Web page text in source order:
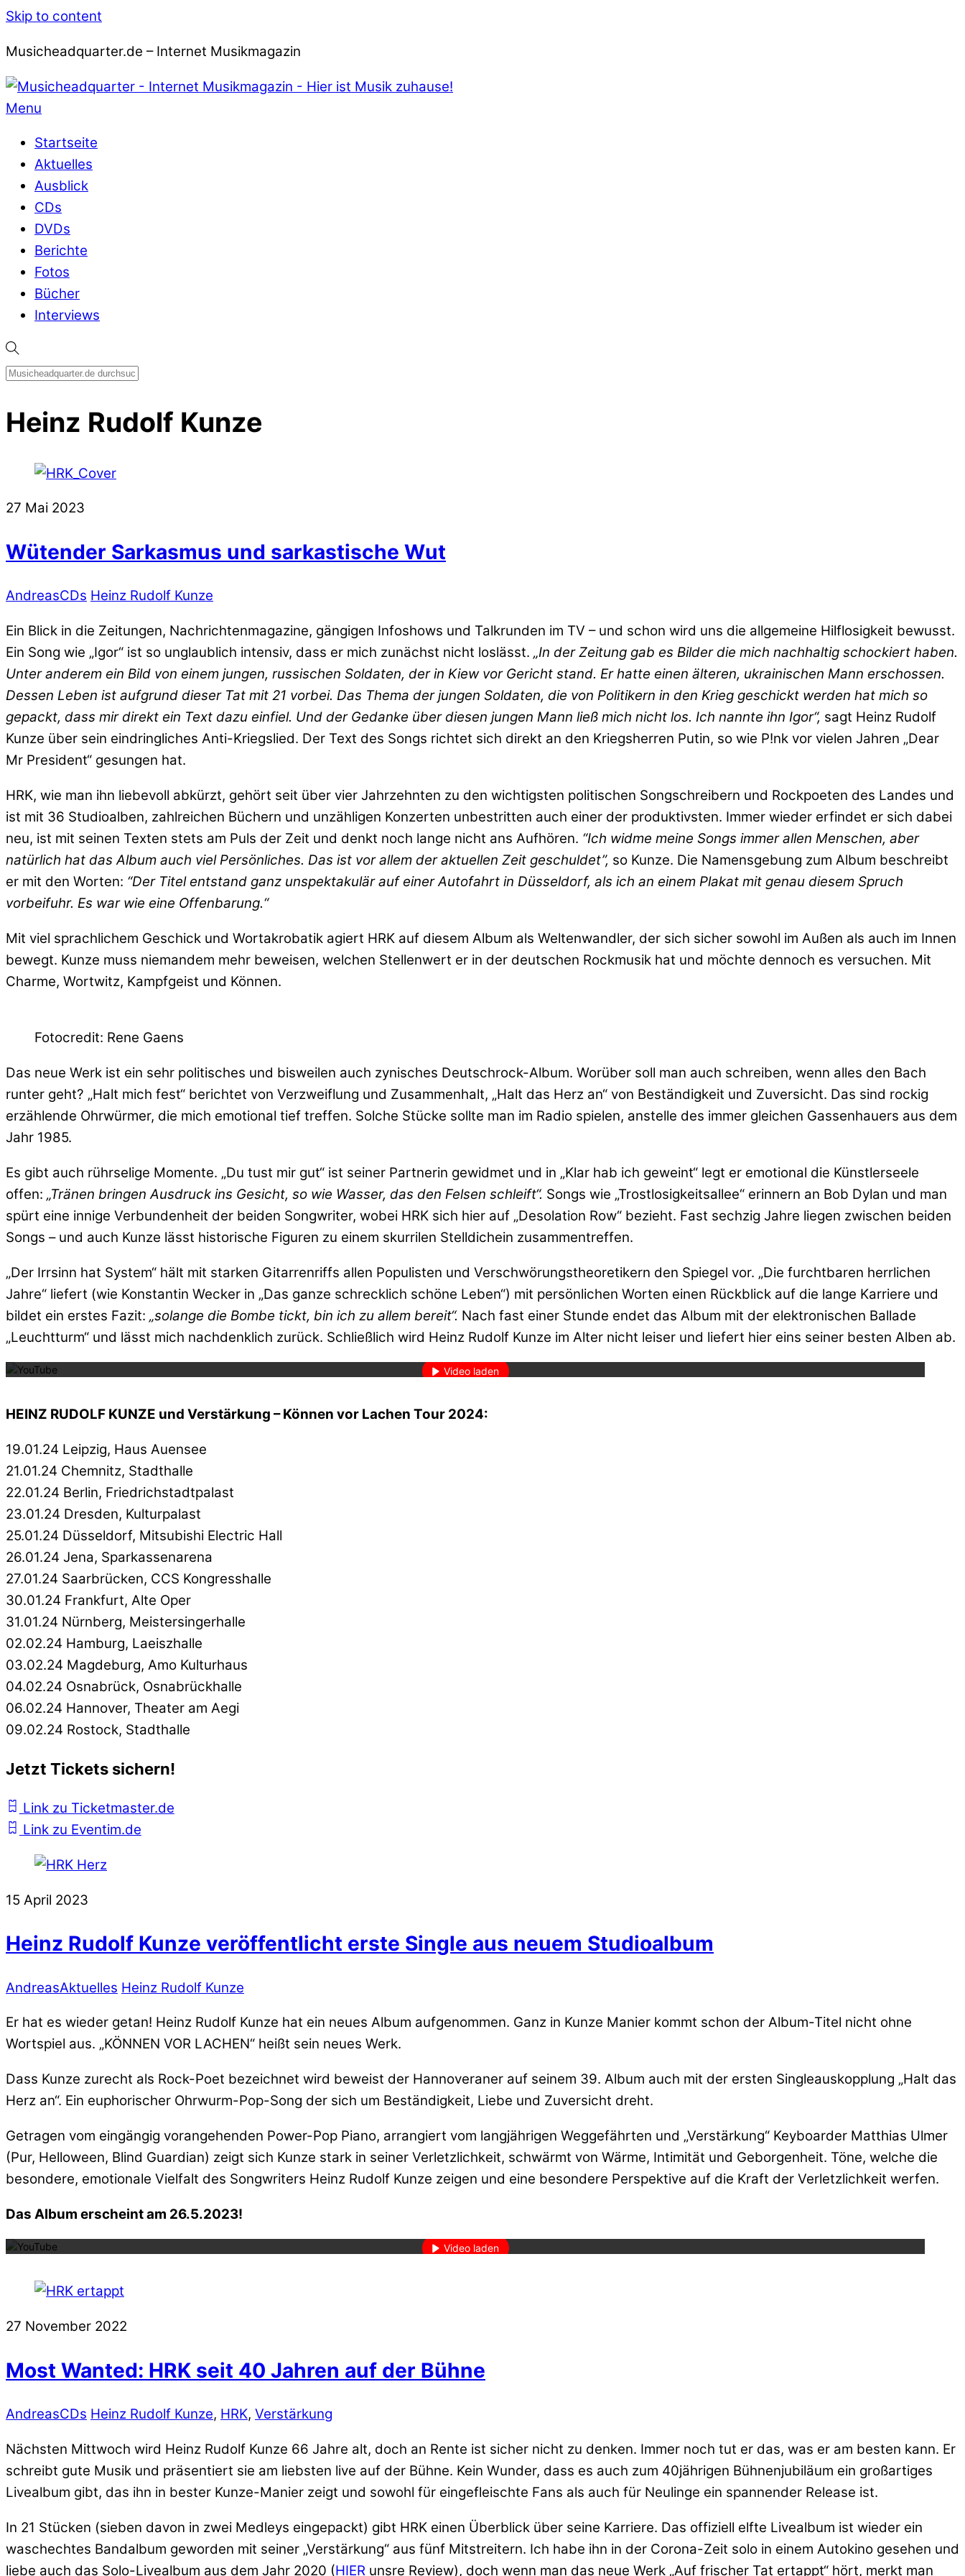
Skip to content
Musicheadquarter.de – Internet Musikmagazin
Menu
Startseite
Aktuelles
Ausblick
CDs
DVDs
Berichte
Fotos
Bücher
Interviews
Heinz Rudolf Kunze
27 Mai 2023
Wütender Sarkasmus und sarkastische Wut
AndreasCDs Heinz Rudolf Kunze
Ein Blick in die Zeitungen, Nachrichtenmagazine, gängigen Infoshows und Talkrunden im TV – und schon wird uns die allgemeine Hilflosigkeit bewusst.
Ein Song wie „Igor“ ist so unglaublich intensiv, dass er mich zunächst nicht loslässt. „In der Zeitung gab es Bilder die mich nachhaltig schockiert haben.
Unter anderem ein Bild von einem jungen, russischen Soldaten, der in Kiew vor Gericht stand. Er hatte einen älteren, ukrainischen Mann erschossen.
Dessen Leben ist aufgrund dieser Tat mit 21 vorbei. Das Thema der jungen Soldaten, die von Politikern in den Krieg geschickt werden hat mich so
gepackt, dass mir direkt ein Text dazu einfiel. Und der Gedanke über diesen jungen Mann ließ mich nicht los. Ich nannte ihn Igor“, sagt Heinz Rudolf
Kunze über sein eindringliches Anti-Kriegslied. Der Text des Songs richtet sich direkt an den Kriegsherren Putin, so wie P!nk vor vielen Jahren „Dear
Mr President“ gesungen hat.
HRK, wie man ihn liebevoll abkürzt, gehört seit über vier Jahrzehnten zu den wichtigsten politischen Songschreibern und Rockpoeten des Landes und
ist mit 36 Studioalben, zahlreichen Büchern und unzähligen Konzerten unbestritten auch einer der produktivsten. Immer wieder erfindet er sich dabei
neu, ist mit seinen Texten stets am Puls der Zeit und denkt noch lange nicht ans Aufhören. “Ich widme meine Songs immer allen Menschen, aber
natürlich hat das Album auch viel Persönliches. Das ist vor allem der aktuellen Zeit geschuldet”, so Kunze. Die Namensgebung zum Album beschreibt
er mit den Worten: “Der Titel entstand ganz unspektakulär auf einer Autofahrt in Düsseldorf, als ich an einem Plakat mit genau diesem Spruch
vorbeifuhr. Es war wie eine Offenbarung.“
Mit viel sprachlichem Geschick und Wortakrobatik agiert HRK auf diesem Album als Weltenwandler, der sich sicher sowohl im Außen als auch im Innen
bewegt. Kunze muss niemandem mehr beweisen, welchen Stellenwert er in der deutschen Rockmusik hat und möchte dennoch es versuchen. Mit
Charme, Wortwitz, Kampfgeist und Können.
Fotocredit: Rene Gaens
Das neue Werk ist ein sehr politisches und bisweilen auch zynisches Deutschrock-Album. Worüber soll man auch schreiben, wenn alles den Bach
runter geht? „Halt mich fest“ berichtet von Verzweiflung und Zusammenhalt, „Halt das Herz an“ von Beständigkeit und Zuversicht. Das sind rockig
erzählende Ohrwürmer, die mich emotional tief treffen. Solche Stücke sollte man im Radio spielen, anstelle des immer gleichen Gassenhauers aus dem
Jahr 1985.
Es gibt auch rührselige Momente. „Du tust mir gut“ ist seiner Partnerin gewidmet und in „Klar hab ich geweint“ legt er emotional die Künstlerseele
offen: „Tränen bringen Ausdruck ins Gesicht, so wie Wasser, das den Felsen schleift“. Songs wie „Trostlosigkeitsallee“ erinnern an Bob Dylan und man
spürt eine innige Verbundenheit der beiden Songwriter, wobei HRK sich hier auf „Desolation Row“ bezieht. Fast sechzig Jahre liegen zwischen beiden
Songs – und auch Kunze lässt historische Figuren zu einem skurrilen Stelldichein zusammentreffen.
„Der Irrsinn hat System“ hält mit starken Gitarrenriffs allen Populisten und Verschwörungstheoretikern den Spiegel vor. „Die furchtbaren herrlichen
Jahre“ liefert (wie Konstantin Wecker in „Das ganze schrecklich schöne Leben“) mit persönlichen Worten einen Rückblick auf die lange Karriere und
bildet ein erstes Fazit: „solange die Bombe tickt, bin ich zu allem bereit“. Nach fast einer Stunde endet das Album mit der elektronischen Ballade
„Leuchtturm“ und lässt mich nachdenklich zurück. Schließlich wird Heinz Rudolf Kunze im Alter nicht leiser und liefert hier eins seiner besten Alben ab.
Mit dem Laden des Videos akzeptieren Sie die Datenschutzerklärung von YouTube.
Mehr erfahren
Video laden
HEINZ RUDOLF KUNZE und Verstärkung – Können vor Lachen Tour 2024:
19.01.24 Leipzig, Haus Auensee
21.01.24 Chemnitz, Stadthalle
22.01.24 Berlin, Friedrichstadtpalast
23.01.24 Dresden, Kulturpalast
25.01.24 Düsseldorf, Mitsubishi Electric Hall
26.01.24 Jena, Sparkassenarena
27.01.24 Saarbrücken, CCS Kongresshalle
30.01.24 Frankfurt, Alte Oper
31.01.24 Nürnberg, Meistersingerhalle
02.02.24 Hamburg, Laeiszhalle
03.02.24 Magdeburg, Amo Kulturhaus
04.02.24 Osnabrück, Osnabrückhalle
06.02.24 Hannover, Theater am Aegi
09.02.24 Rostock, Stadthalle
Jetzt Tickets sichern!
Link zu Ticketmaster.de
Link zu Eventim.de
15 April 2023
Heinz Rudolf Kunze veröffentlicht erste Single aus neuem Studioalbum
AndreasAktuelles Heinz Rudolf Kunze
Er hat es wieder getan! Heinz Rudolf Kunze hat ein neues Album aufgenommen. Ganz in Kunze Manier kommt schon der Album-Titel nicht ohne
Wortspiel aus. „KÖNNEN VOR LACHEN“ heißt sein neues Werk.
Dass Kunze zurecht als Rock-Poet bezeichnet wird beweist der Hannoveraner auf seinem 39. Album auch mit der ersten Singleauskopplung „Halt das
Herz an“. Ein euphorischer Ohrwurm-Pop-Song der sich um Beständigkeit, Liebe und Zuversicht dreht.
Getragen vom eingängig vorangehenden Power-Pop Piano, arrangiert vom langjährigen Weggefährten und „Verstärkung“ Keyboarder Matthias Ulmer
(Pur, Helloween, Blind Guardian) zeigt sich Kunze stark in seiner Verletzlichkeit, schwärmt von Wärme, Intimität und Geborgenheit. Töne, welche die
besondere, emotionale Vielfalt des Songwriters Heinz Rudolf Kunze zeigen und eine besondere Perspektive auf die Kraft der Verletzlichkeit werfen.
Das Album erscheint am 26.5.2023!
Video laden
27 November 2022
Most Wanted: HRK seit 40 Jahren auf der Bühne
AndreasCDs Heinz Rudolf Kunze, HRK, Verstärkung
Nächsten Mittwoch wird Heinz Rudolf Kunze 66 Jahre alt, doch an Rente ist sicher nicht zu denken. Immer noch tut er das, was er am besten kann. Er
schreibt gute Musik und präsentiert sie am liebsten live auf der Bühne. Kein Wunder, dass es auch zum 40jährigen Bühnenjubiläum ein großartiges
Livealbum gibt, das ihn in bester Kunze-Manier zeigt und sowohl für eingefleischte Fans als auch für Neulinge ein spannender Release ist.
In 21 Stücken (sieben davon in zwei Medleys eingepackt) gibt HRK einen Überblick über seine Karriere. Das offiziell elfte Livealbum ist wieder ein
waschechtes Bandalbum geworden mit seiner „Verstärkung“ aus fünf Mitstreitern. Ich habe ihn in der Corona-Zeit solo in einem Autokino gesehen und
liebe auch das Solo-Livealbum aus dem Jahr 2020 (HIER unsre Review), doch wenn man das neue Werk „Auf frischer Tat ertappt“ hört, merkt man